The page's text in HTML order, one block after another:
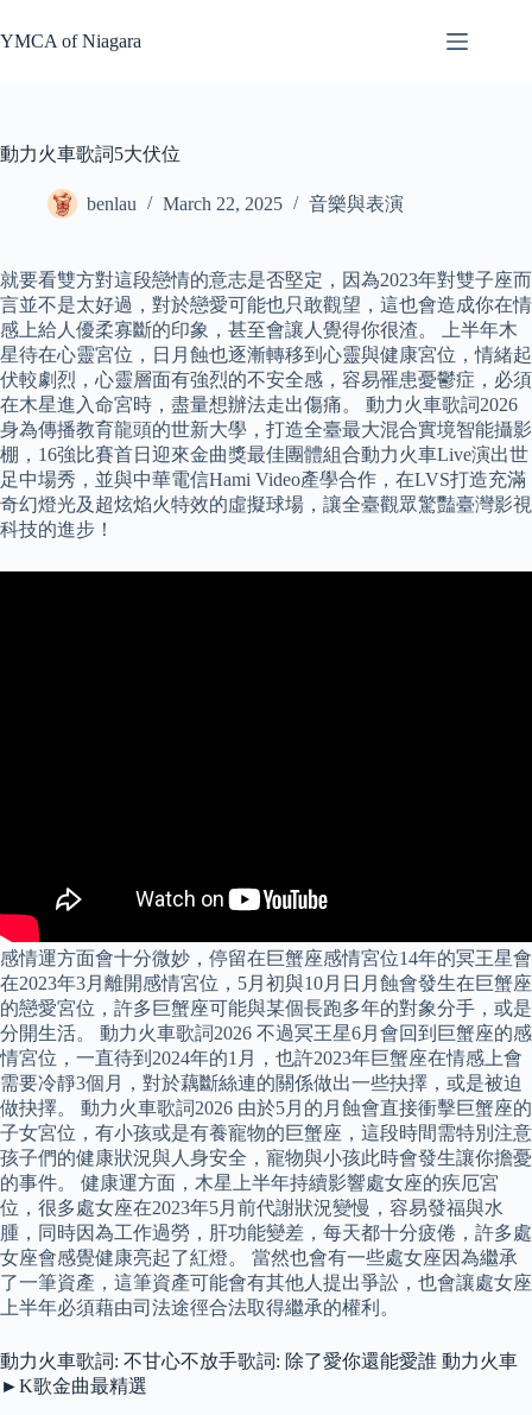
to
content
YMCA of Niagara
動力火車歌詞5大伏位
benlau March 22, 2025 音樂與表演
就要看雙方對這段戀情的意志是否堅定，因為2023年對雙子座而
言並不是太好過，對於戀愛可能也只敢觀望，這也會造成你在情
感上給人優柔寡斷的印象，甚至會讓人覺得你很渣。 上半年木
星待在心靈宮位，日月蝕也逐漸轉移到心靈與健康宮位，情緒起
伏較劇烈，心靈層面有強烈的不安全感，容易罹患憂鬱症，必須
在木星進入命宮時，盡量想辦法走出傷痛。 動力火車歌詞2026
身為傳播教育龍頭的世新大學，打造全臺最大混合實境智能攝影
棚，16強比賽首日迎來金曲獎最佳團體組合動力火車Live演出世
足中場秀，並與中華電信Hami Video產學合作，在LVS打造充滿
奇幻燈光及超炫焰火特效的虛擬球場，讓全臺觀眾驚豔臺灣影視
科技的進步！
感情運方面會十分微妙，停留在巨蟹座感情宮位14年的冥王星會
在2023年3月離開感情宮位，5月初與10月日月蝕會發生在巨蟹座
的戀愛宮位，許多巨蟹座可能與某個長跑多年的對象分手，或是
分開生活。 動力火車歌詞2026 不過冥王星6月會回到巨蟹座的感
情宮位，一直待到2024年的1月，也許2023年巨蟹座在情感上會
需要冷靜3個月，對於藕斷絲連的關係做出一些抉擇，或是被迫
做抉擇。 動力火車歌詞2026 由於5月的月蝕會直接衝擊巨蟹座的
子女宮位，有小孩或是有養寵物的巨蟹座，這段時間需特別注意
孩子們的健康狀況與人身安全，寵物與小孩此時會發生讓你擔憂
的事件。 健康運方面，木星上半年持續影響處女座的疾厄宮
位，很多處女座在2023年5月前代謝狀況變慢，容易發福與水
腫，同時因為工作過勞，肝功能變差，每天都十分疲倦，許多處
女座會感覺健康亮起了紅燈。 當然也會有一些處女座因為繼承
了一筆資產，這筆資產可能會有其他人提出爭訟，也會讓處女座
上半年必須藉由司法途徑合法取得繼承的權利。
動力火車歌詞: 不甘心不放手歌詞: 除了愛你還能愛誰 動力火車
►K歌金曲最精選